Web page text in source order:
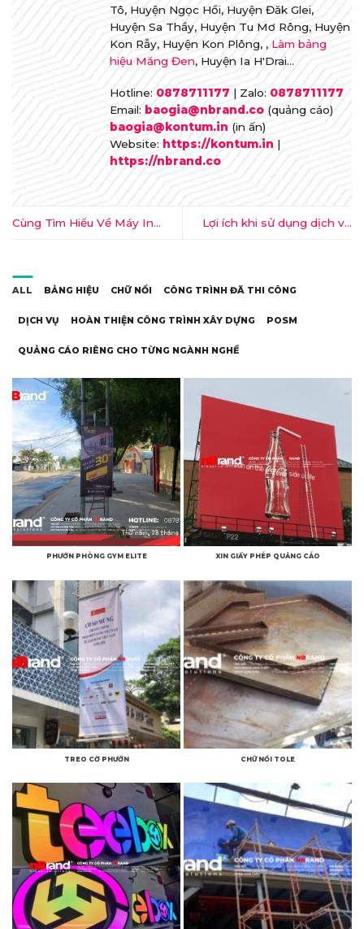
Tô, Huyện Ngọc Hồi, Huyện Đăk Glei,
Huyện Sa Thầy, Huyện Tu Mơ Rông, Huyện
Kon Rẫy, Huyện Kon Plông, , Làm bảng
hiệu Măng Đen, Huyện Ia H'Drai...
Hotline: 0878711177 | Zalo: 0878711177
Email: baogia@nbrand.co (quảng cáo)
baogia@kontum.in (in ấn)
Website: https://kontum.in |
https://nbrand.co
Cùng Tìm Hiểu Về Máy In
Lợi ích khi sử dụng dịch vụ
ALL BẢNG HIỆU CHỮ NỔI CÔNG TRÌNH ĐÃ THI CÔNG
DỊCH VỤ HOÀN THIỆN CÔNG TRÌNH XÂY DỰNG POSM
QUẢNG CÁO RIÊNG CHO TỪNG NGÀNH NGHỀ
PHƯỚN PHÒNG GYM ELITE XIN GIẤY PHÉP QUẢNG CÁO
TREO CỜ PHƯỚN CHỮ NỔI TOLE